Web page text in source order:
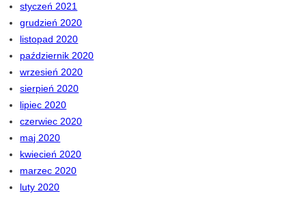
styczeń 2021
grudzień 2020
listopad 2020
październik 2020
wrzesień 2020
sierpień 2020
lipiec 2020
czerwiec 2020
maj 2020
kwiecień 2020
marzec 2020
luty 2020